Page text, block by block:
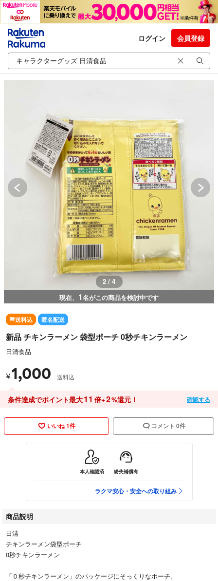
ログイン 会員登録
2 / 4
現在、 1名がこの商品を検討中です
送料込 匿名配送
新品 チキンラーメン 袋型ポーチ 0秒チキンラーメン
日清食品
¥1,000 送料込
条件達成でポイント最大11 倍+2%還元！ 確認する
いいね 1件 コメント 0件
本人確認済 紛失補償有
ラクマ安心・安全への取り組み
商品説明
日清
チキンラーメン袋型ポーチ
0秒チキンラーメン
「０秒チキンラーメン」のパッケージにそっくりなポーチ。